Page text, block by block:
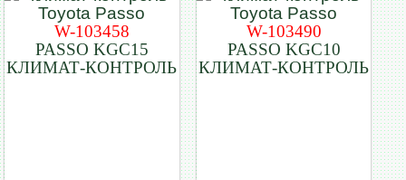
W-103458
PASSO KGC15
КЛИМАТ-КОНТРОЛЬ
W-103490
PASSO KGC10
КЛИМАТ-КОНТРОЛЬ